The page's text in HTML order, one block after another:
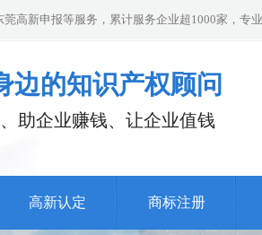
高新申报等服务，累计服务企业超1000家，专
边的知识产权顾问
助企业赚钱、让企业值钱
高新认定 商标注册